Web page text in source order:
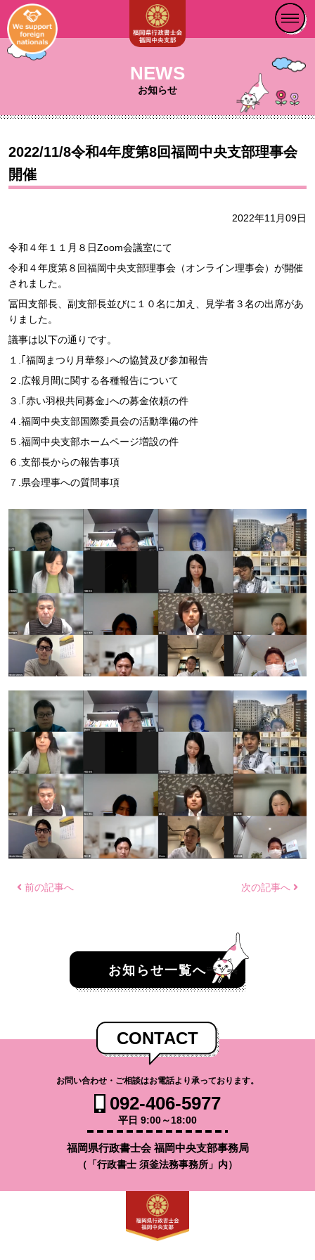
NEWS
お知らせ
2022/11/8令和4年度第8回福岡中央支部理事会
開催
2022年11月09日
令和４年１１月８日Zoom会議室にて
令和４年度第８回福岡中央支部理事会（オンライン理事会）が開催
されました。
冨田支部長、副支部長並びに１０名に加え、見学者３名の出席があ
りました。
議事は以下の通りです。
１.｢福岡まつり月華祭｣への協賛及び参加報告
２.広報月間に関する各種報告について
３.｢赤い羽根共同募金｣への募金依頼の件
４.福岡中央支部国際委員会の活動準備の件
５.福岡中央支部ホームページ増設の件
６.支部長からの報告事項
７.県会理事への質問事項
前の記事へ 次の記事へ
お知らせ一覧へ
CONTACT
お問い合わせ・ご相談はお電話より承っております。
092-406-5977
平日 9:00～18:00
福岡県行政書士会 福岡中央支部事務局
（「行政書士 須釜法務事務所」内）